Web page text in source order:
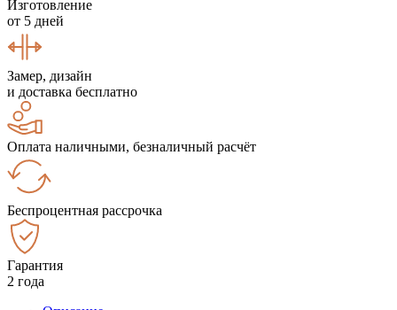
Изготовление
от 5 дней
Замер, дизайн
и доставка бесплатно
Оплата наличными, безналичный расчёт
Беспроцентная рассрочка
Гарантия
2 года